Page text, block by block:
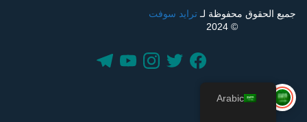
جميع الحقوق محفوظة لـترايد سوفت
© 2024
Arabic